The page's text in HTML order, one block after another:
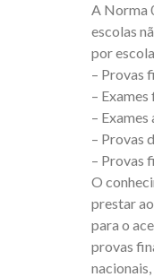
A Norma
escolas
por
– Provas
–
–
– Provas
– Provas
O
prestar
para o
provas